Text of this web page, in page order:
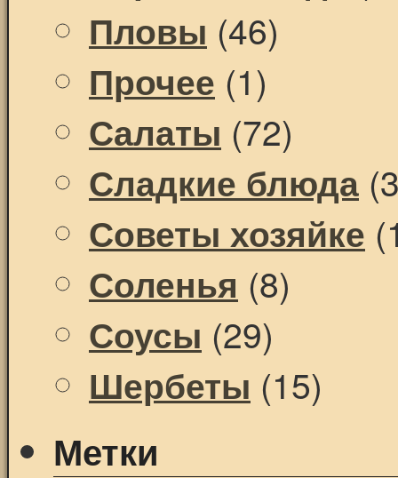
Пловы (46)
Прочее (1)
Салаты (72)
Сладкие блюда
Советы хозяйке
Соленья (8)
Соусы (29)
Шербеты (15)
Метки